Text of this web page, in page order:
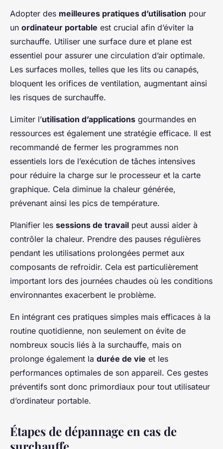
Adopter des meilleures pratiques d’utilisation pour
un ordinateur portable est crucial afin d’éviter la
surchauffe. Utiliser une surface dure et plane est
essentiel pour assurer une circulation d’air optimale.
Les surfaces molles, telles que les lits ou canapés,
bloquent les orifices de ventilation, augmentant ainsi
les risques de surchauffe.
Limiter l’utilisation d’applications gourmandes en
ressources est également une stratégie efficace. Il est
recommandé de fermer les programmes non
essentiels lors de l’exécution de tâches intensives
pour réduire la charge sur le processeur et la carte
graphique. Cela diminue la chaleur générée,
prévenant ainsi les pics de température.
Planifier les sessions de travail peut aussi aider à
contrôler la chaleur. Prendre des pauses régulières
pendant les utilisations prolongées permet aux
composants de refroidir. Cela est particulièrement
important lors des journées chaudes où les conditions
environnantes exacerbent le problème.
En intégrant ces pratiques simples mais efficaces à la
routine quotidienne, non seulement on évite de
nombreux soucis liés à la surchauffe, mais on
prolonge également la durée de vie et les
performances optimales de son appareil. Ces gestes
préventifs sont donc primordiaux pour tout utilisateur
d’ordinateur portable.
Étapes de dépannage en cas de